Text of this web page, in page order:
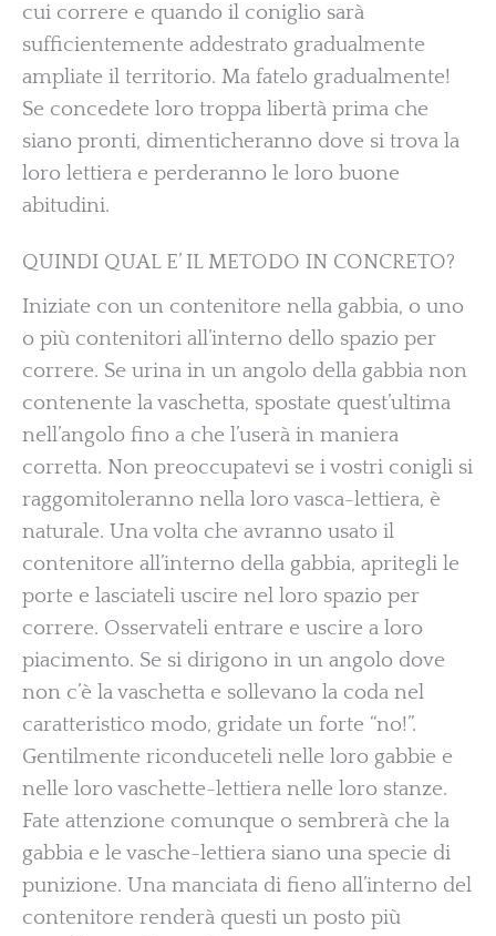
cui correre e quando il coniglio sarà
sufficientemente addestrato gradualmente
ampliate il territorio. Ma fatelo gradualmente!
Se concedete loro troppa libertà prima che
siano pronti, dimenticheranno dove si trova la
loro lettiera e perderanno le loro buone
abitudini.
QUINDI QUAL E’ IL METODO IN CONCRETO?
Iniziate con un contenitore nella gabbia, o uno
o più contenitori all’interno dello spazio per
correre. Se urina in un angolo della gabbia non
contenente la vaschetta, spostate quest’ultima
nell’angolo fino a che l’userà in maniera
corretta. Non preoccupatevi se i vostri conigli si
raggomitoleranno nella loro vasca-lettiera, è
naturale. Una volta che avranno usato il
contenitore all’interno della gabbia, apritegli le
porte e lasciateli uscire nel loro spazio per
correre. Osservateli entrare e uscire a loro
piacimento. Se si dirigono in un angolo dove
non c’è la vaschetta e sollevano la coda nel
caratteristico modo, gridate un forte “no!”.
Gentilmente riconduceteli nelle loro gabbie e
nelle loro vaschette-lettiera nelle loro stanze.
Fate attenzione comunque o sembrerà che la
gabbia e le vasche-lettiera siano una specie di
punizione. Una manciata di fieno all’interno del
contenitore renderà questi un posto più